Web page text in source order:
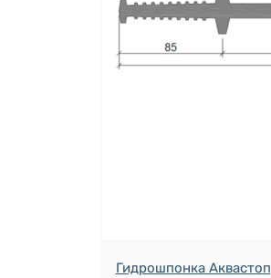
Гидрошпонка Аквастоп